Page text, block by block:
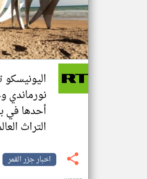
نورماندي
أحدها في
التراث
اخبار جزر القمر